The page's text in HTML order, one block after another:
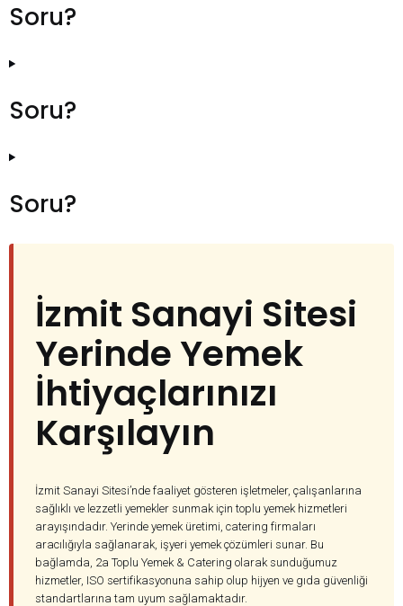
Soru?
Soru?
Soru?
İzmit Sanayi Sitesi
Yerinde Yemek
İhtiyaçlarınızı
Karşılayın
İzmit Sanayi Sitesi’nde faaliyet gösteren işletmeler, çalışanlarına
sağlıklı ve lezzetli yemekler sunmak için toplu yemek hizmetleri
arayışındadır. Yerinde yemek üretimi, catering firmaları
aracılığıyla sağlanarak, işyeri yemek çözümleri sunar. Bu
bağlamda, 2a Toplu Yemek & Catering olarak sunduğumuz
hizmetler, ISO sertifikasyonuna sahip olup hijyen ve gıda güvenliği
standartlarına tam uyum sağlamaktadır.